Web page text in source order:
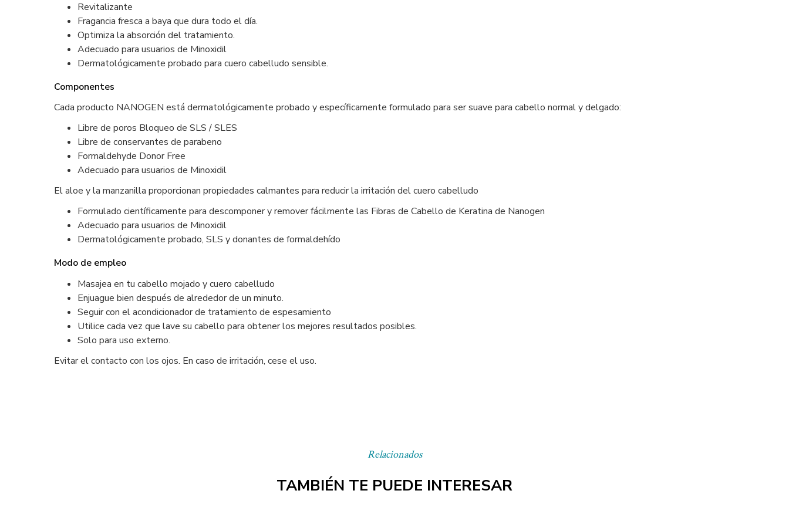
Relacionados
TAMBIÉN TE PUEDE INTERESAR
Revitalizante
Fragancia fresca a baya que dura todo el día.
Optimiza la absorción del tratamiento.
Adecuado para usuarios de Minoxidil
Dermatológicamente probado para cuero cabelludo sensible.
Componentes
Cada producto NANOGEN está dermatológicamente probado y específicamente formulado para ser suave para cabello normal y delgado:
Libre de poros Bloqueo de SLS / SLES
Libre de conservantes de parabeno
Formaldehyde Donor Free
Adecuado para usuarios de Minoxidil
El aloe y la manzanilla proporcionan propiedades calmantes para reducir la irritación del cuero cabelludo
Formulado científicamente para descomponer y remover fácilmente las Fibras de Cabello de Keratina de Nanogen
Adecuado para usuarios de Minoxidil
Dermatológicamente probado, SLS y donantes de formaldehído
Modo de empleo
Masajea en tu cabello mojado y cuero cabelludo
Enjuague bien después de alrededor de un minuto.
Seguir con el acondicionador de tratamiento de espesamiento
Utilice cada vez que lave su cabello para obtener los mejores resultados posibles.
Solo para uso externo.
Evitar el contacto con los ojos. En caso de irritación, cese el uso.